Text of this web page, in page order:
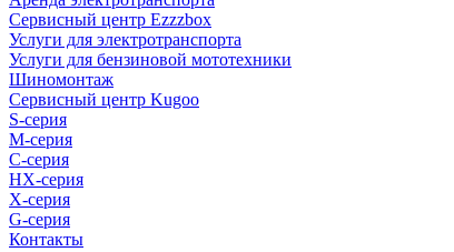
Сервисный центр Ezzzbox
Услуги для электротранспорта
Услуги для бензиновой мототехники
Шиномонтаж
Сервисный центр Kugoo
S-cерия
M-серия
С-серия
HX-серия
X-серия
G-серия
Контакты